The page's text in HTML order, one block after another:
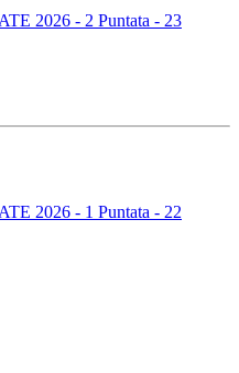
2026 - 2 Puntata - 23
2026 - 1 Puntata - 22